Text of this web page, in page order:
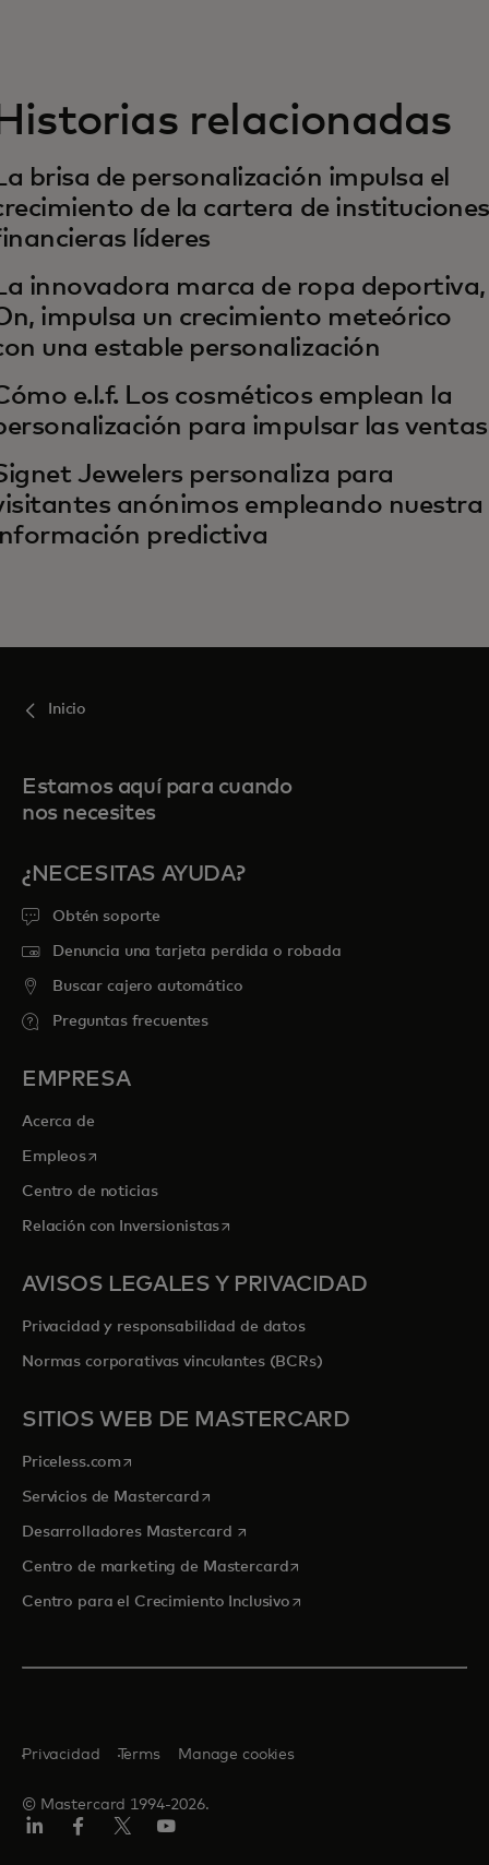
relacionadas
brisa de personalización impulsa el
de la cartera de instituciones
líderes
innovadora marca de ropa deportiva,
impulsa un crecimiento meteórico
una estable personalización
e.l.f. Los cosméticos emplean la
para impulsar las ventas
Jewelers personaliza para
anónimos empleando nuestra
predictiva
Inicio
Estamos aquí para cuando
nos necesites
¿NECESITAS AYUDA?
Obtén soporte
Denuncia una tarjeta perdida o robada
Buscar cajero automático
Preguntas frecuentes
EMPRESA
Acerca de
Empleosse abre en una pestaña nueva
Centro de noticias
Relación con Inversionistasse abre en una pestaña nueva
AVISOS LEGALES Y PRIVACIDAD
Privacidad y responsabilidad de datos
Normas corporativas vinculantes (BCRs)
SITIOS WEB DE MASTERCARD
Priceless.com se abre en una pestaña nueva
Servicios de Mastercardse abre en una pestaña nueva
Desarrolladores Mastercard se abre en una pestaña nueva
Centro de marketing de Mastercardse abre en una pestaña
Centro para el Crecimiento Inclusivose abre en una pestaña
© Mastercard 1994-2026.
Privacidad Terms Manage cookies